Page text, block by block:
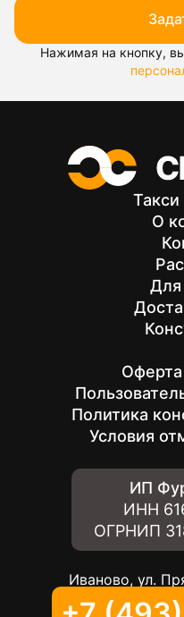
Нажимая на кнопку,
О
Для
Политика
Условия
ИП
ИНН
ОГРНИП
Иваново, ул.